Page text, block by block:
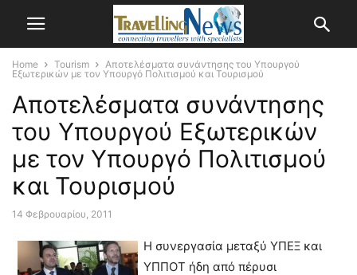
Home Tourism
Αποτελέσματα συνάντησης του Υπουργού
Εξωτερικών με τον Υπουργό Πολιτισμού και Τουρισμού
Αποτελέσματα συνάντησης
του Υπουργού Εξωτερικών
με τον Υπουργό Πολιτισμού
και Τουρισμού
14 Φεβρουαρίου, 2011
Η συνεργασία μεταξύ ΥΠΕΞ και
ΥΠΠΟΤ ήδη από πέρυσι